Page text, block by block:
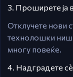
3. Проширете ја
Отклучете нови
технолошки
многу повеќе.
4. Надградете сè